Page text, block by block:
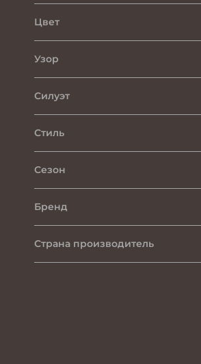
Цвет
Узор
Силуэт
Стиль
Сезон
Бренд
Страна производитель